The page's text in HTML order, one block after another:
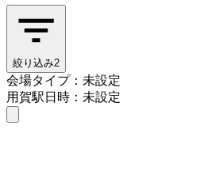
絞り込み2
会場タイプ：未設定
用賀駅日時：未設定